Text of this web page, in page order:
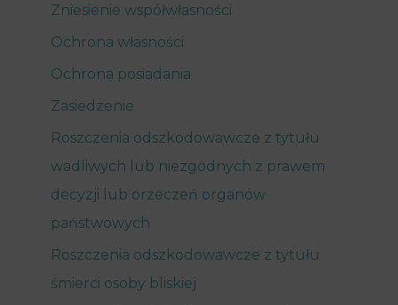
Zniesienie współwłasności
Ochrona własności
Ochrona posiadania
Zasiedzenie
Roszczenia odszkodowawcze z tytułu
wadliwych lub niezgodnych z prawem
decyzji lub orzeczeń organów
państwowych
Roszczenia odszkodowawcze z tytułu
śmierci osoby bliskiej